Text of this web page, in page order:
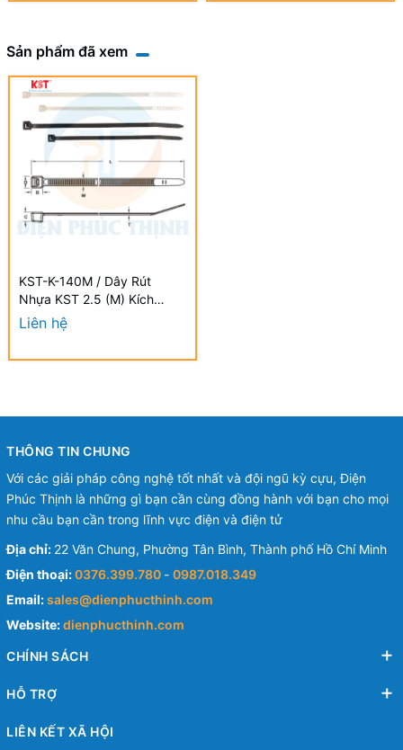
Sản phẩm đã xem
KST-K-140M / Dây Rút
Nhựa KST 2.5 (M) Kích
Thước 140 x 2.5mm (100
Cái/Bịch) - Nylon cable ties
Liên hệ
THÔNG TIN CHUNG
Với các giải pháp công nghệ tốt nhất và đội ngũ kỳ cựu, Điện
Phúc Thịnh là những gì bạn cần cùng đồng hành với bạn cho mọi
nhu cầu bạn cần trong lĩnh vực điện và điện tử
Địa chỉ: 22 Văn Chung, Phường Tân Bình, Thành phố Hồ Chí Minh
Điện thoại:0376.399.780 - 0987.018.349
Email:sales@dienphucthinh.com
Website:dienphucthinh.com
CHÍNH SÁCH
HỖ TRỢ
LIÊN KẾT XÃ HỘI